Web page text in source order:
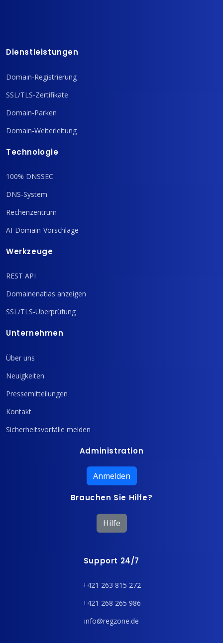
Dienstleistungen
Domain-Registrierung
SSL/TLS-Zertifikate
Domain-Parken
Domain-Weiterleitung
Technologie
100% DNSSEC
DNS-System
Rechenzentrum
AI-Domain-Vorschläge
Werkzeuge
REST API
Domainenatlas anzeigen
SSL/TLS-Überprüfung
Unternehmen
Über uns
Neuigkeiten
Pressemitteilungen
Kontakt
Sicherheitsvorfälle melden
Administration
Anmelden
Brauchen Sie Hilfe?
Hilfe
Support 24/7
+421 263 815 272
+421 268 265 986
info@regzone.de